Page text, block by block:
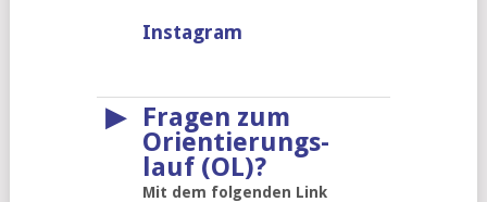
Instagram
▶
Fragen zum
Orientierungs-
lauf (OL)?
Mit dem folgenden Link